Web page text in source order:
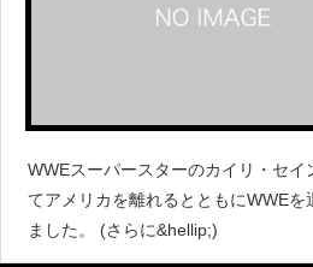
WWEスーパースターのカイリ・セイ
てアメリカを離れるとともにWWE
ました。 (さらに&hellip;)